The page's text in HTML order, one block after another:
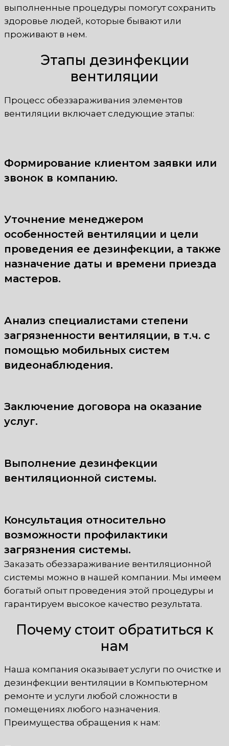
выполненные процедуры помогут сохранить
здоровье людей, которые бывают или
проживают в нем.
Этапы дезинфекции
вентиляции
Процесс обеззараживания элементов
вентиляции включает следующие этапы:
Формирование клиентом заявки или
звонок в компанию.
Уточнение менеджером
особенностей вентиляции и цели
проведения ее дезинфекции, а также
назначение даты и времени приезда
мастеров.
Анализ специалистами степени
загрязненности вентиляции, в т.ч. с
помощью мобильных систем
видеонаблюдения.
Заключение договора на оказание
услуг.
Выполнение дезинфекции
вентиляционной системы.
Консультация относительно
возможности профилактики
загрязнения системы.
Заказать обеззараживание вентиляционной
системы можно в нашей компании. Мы имеем
богатый опыт проведения этой процедуры и
гарантируем высокое качество результата.
Почему стоит обратиться к
нам
Наша компания оказывает услуги по очистке и
дезинфекции вентиляции в Компьютерном
ремонте и услуги любой сложности в
помещениях любого назначения.
Преимущества обращения к нам: